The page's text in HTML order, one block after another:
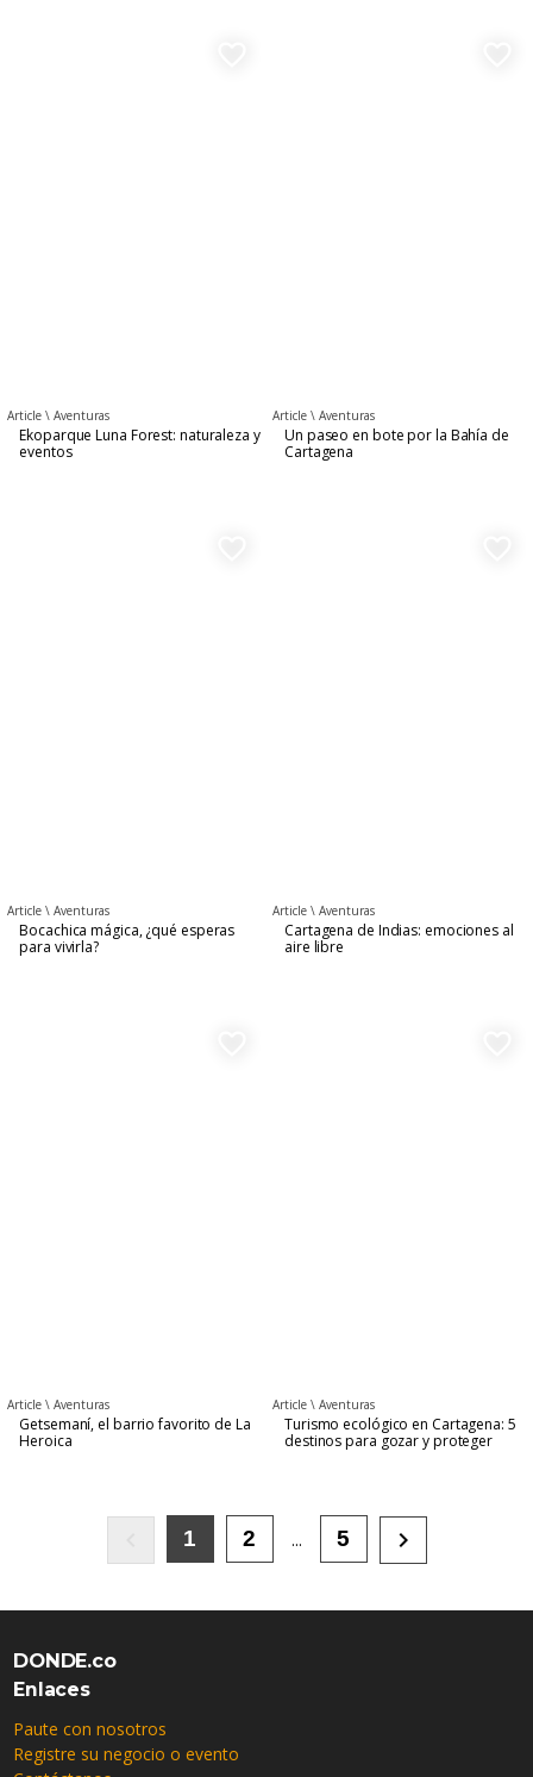
Article \ Aventuras
Ekoparque Luna Forest: naturaleza y
eventos
Article \ Aventuras
Un paseo en bote por la Bahía de
Cartagena
Article \ Aventuras
Bocachica mágica, ¿qué esperas
para vivirla?
Article \ Aventuras
Cartagena de Indias: emociones al
aire libre
Article \ Aventuras
Getsemaní, el barrio favorito de La
Heroica
Article \ Aventuras
Turismo ecológico en Cartagena: 5
destinos para gozar y proteger
1 2 ... 5 keyboard_arrow_right
DONDE.co
Enlaces
Paute con nosotros
Registre su negocio o evento